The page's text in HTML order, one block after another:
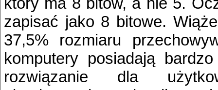
zapisać jako 8 bitowe.
37,5% rozmiaru
komputery posiadają
rozwiązanie dla